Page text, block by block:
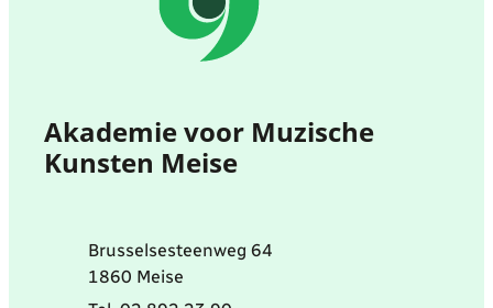
Contact & openingsuren
Akademie voor Muzische
Kunsten Meise
AdresBrusselsesteenweg 64
,1860 Meise